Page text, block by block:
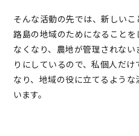
そんな活動の先では、新しい
路島の地域のためになること
なくなり、農地が管理されな
りにしているので、私個人だ
なり、地域の役に立てるよう
います。